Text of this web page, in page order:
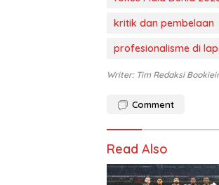
kritik dan pembelaan
profesionalisme di
Writer: Tim Redaksi
Comment
Read Also